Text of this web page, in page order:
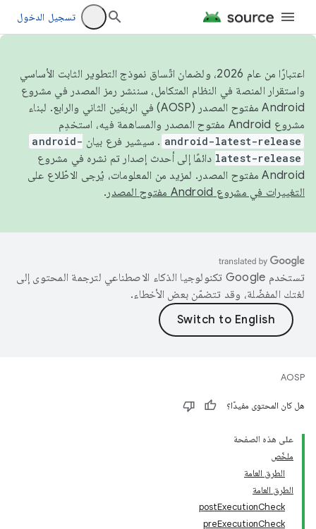
تسجيل الدخول
اعتبارًا من عام 2026، ولضمان اتّساق نموذج التطوير الثابت الأساسي
واستقرار المنصة في النظام المتكامل، سننشر رمز المصدر في مشروع
Android مفتوح المصدر (AOSP) في الربعَين الثاني والرابع. لبناء
مشروع Android مفتوح المصدر والمساهمة فيه، استخدِم
android-latest-release . سيشير فرع بيان android-
latest-release دائمًا إلى أحدث إصدار تم نشره في مشروع
Android مفتوح المصدر. لمزيد من المعلومات، يُرجى الاطّلاع على
التغييرات في مشروع Android مفتوح المصدر
.
تستخدم Google تكنولوجيا الذكاء الاصطناعي لترجمة المحتوى إلى
لغتك المفضّلة، وقد تتضمّن بعض الأخطاء.
AOSP
هل كان المحتوى مفيدًا؟
على هذه الصفحة
ملخّص
الطرق العامة
الطرق العامة
postExecutionCheck
preExecutionCheck